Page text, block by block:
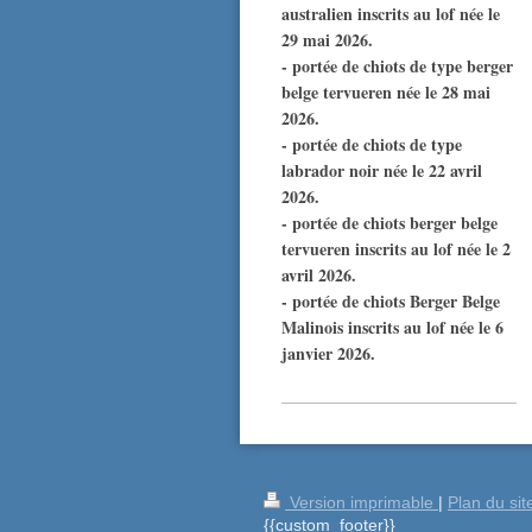
australien inscrits au lof née le
29 mai 2026.
- portée de chiots de type berger
belge tervueren née le 28 mai
2026.
- portée de chiots de type
labrador noir née le 22 avril
2026.
- portée de chiots berger belge
tervueren inscrits au lof née le 2
avril 2026.
- portée de chiots Berger Belge
Malinois inscrits au lof née le 6
janvier 2026.
Version imprimable | Plan du
{{custom_footer}}